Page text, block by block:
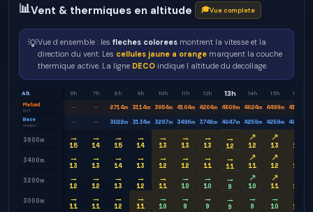
📊Vent & thermiques en altitude 🎓Vue complete
💡Vue d ensemble : les fleches colorees montrent la vitesse et la
direction du vent. Les cellules jaune a orange marquent la couche
thermique active. La ligne DECO indique l altitude du decollage.
Alt. 6h 7h 8h 9h 10h 11h 12h 13h 14h 15h 16h
Plafond
BLH — — 2714m 3114m 3654m 4104m 4204m 4509m 4624m 4499m 4184
Base
nuages — — 3022m 3134m 3297m 3496m 3746m 4047m 4259m 4259m 4084
3600m →
15
→
14
→
15
→
14
→
13
→
13
→
13
→
12
↗
12
↗
13
14
3400m
→
13
→
13
→
14
→
13
→
12
→
12
→
11
→
11
↗
11
↗
12
13
3200m
→
12
→
12
→
13
→
12
→
11
→
10
→
10
→
9
↗
10
↗
11
12
3000m
→
11
→
11
→
12
→
11
→
10
→
9
→
9
→
9
→
9
→
10
12